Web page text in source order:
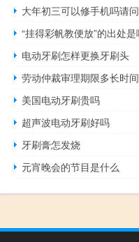
大年初三可以修手机吗请问
“挂得彩帆教便放”的出处是
电动牙刷怎样更换牙刷头
劳动仲裁审理期限多长时间
美国电动牙刷贵吗
超声波电动牙刷好吗
牙刷膏怎发烧
元宵晚会的节目是什么